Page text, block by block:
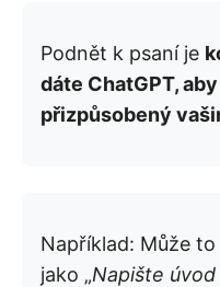
Podnět k psaní je
dáte ChatGPT,
přizpůsobený
Například: Může
jako „Napište